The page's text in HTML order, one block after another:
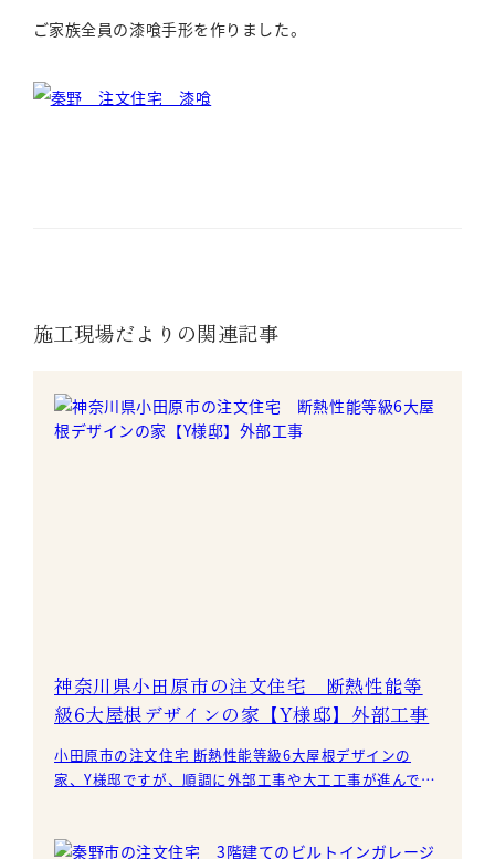
ご家族全員の漆喰手形を作りました。
施工現場だよりの関連記事
神奈川県小田原市の注文住宅 断熱性能等
級6大屋根デザインの家【Y様邸】外部工事
小田原市の注文住宅 断熱性能等級6大屋根デザインの
家、Y様邸ですが、順調に外部工事や大工工事が進んでい